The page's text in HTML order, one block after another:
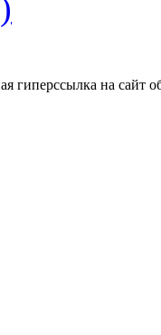
гиперссылка на сайт